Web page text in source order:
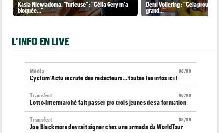
Kasia Niewiadoma, "furieuse" : "Célia Gery m'a
bloquée..."
Demi Vollering : "Cela prouve
grand..."
L'INFO EN LIVE
08/08
Média
Cyclism’Actu recrute des rédacteurs… toutes les infos ici !
08/08
Transfert
Lotto-Intermarché fait passer pro trois jeunes de sa formation
08/08
Transfert
Joe Blackmore devrait signer chez une armada du WorldTour